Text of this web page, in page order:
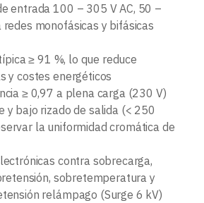
entrada 100 – 305 V AC, 50 –
monofásicas y bifásicas
≥ 91 %, lo que reduce
y costes energéticos
≥ 0,97 a plena carga (230 V)
y bajo rizado de salida (< 250
la uniformidad cromática de
contra sobrecarga,
sobretemperatura y
relámpago (Surge 6 kV)